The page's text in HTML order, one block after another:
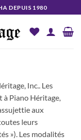
DEPUIS 1980
Inc.. Les
à Piano Héritage,
aux
leurs
»). Les modalités